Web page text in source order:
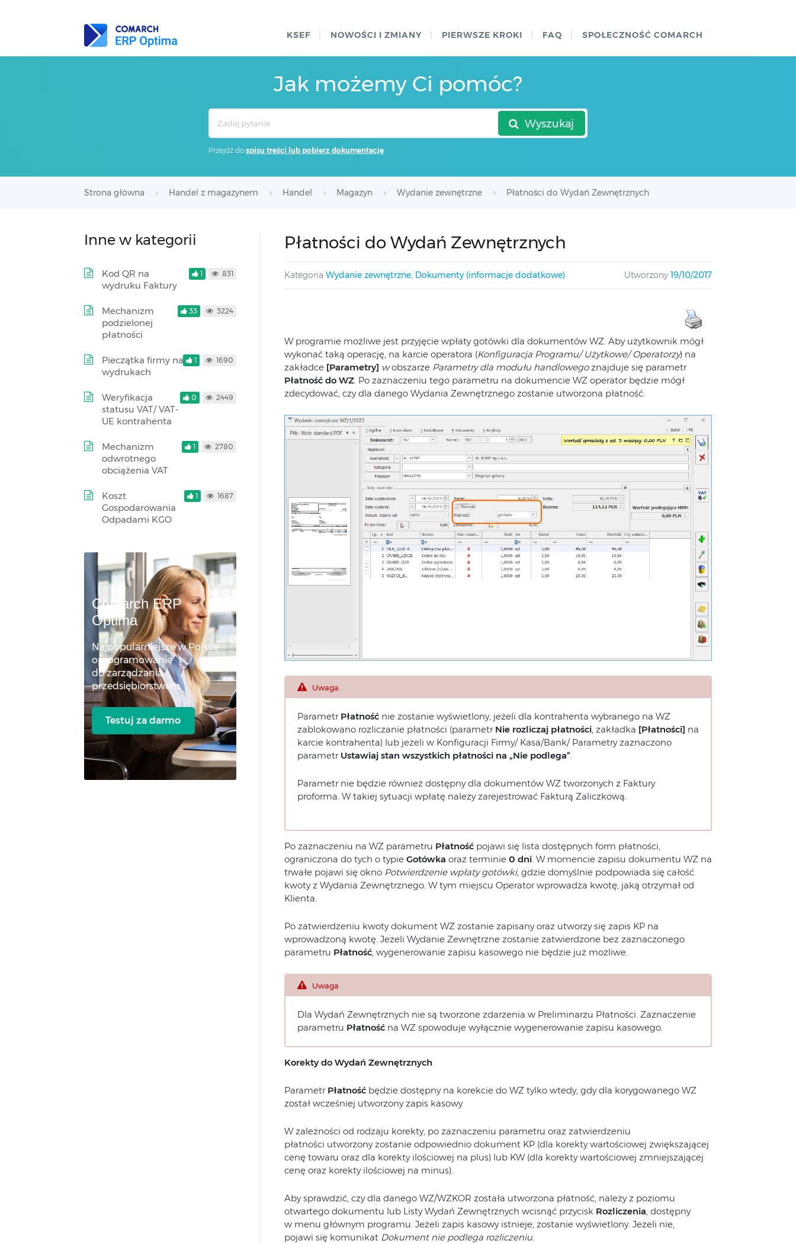
KSEF NOWOŚCI I ZMIANY PIERWSZE KROKI FAQ SPOŁECZNOŚĆ COMARCH
Jak możemy Ci pomóc?
Wyszukaj
Przejdź do spisu treści lub pobierz dokumentację
Strona główna Handel z magazynem Handel Magazyn Wydanie zewnętrzne Płatności do Wydań Zewnętrznych
Płatności do Wydań Zewnętrznych
Kategoria Wydanie zewnętrzne, Dokumenty (informacje dodatkowe) Utworzony 19/10/2017
W programie możliwe jest przyjęcie wpłaty gotówki dla dokumentów WZ. Aby użytkownik mógł
wykonać taką operację, na karcie operatora (Konfiguracja Programu/ Użytkowe/ Operatorzy) na
zakładce [Parametry] wobszarze Parametry dla modułu handlowegoznajduje się parametr
Płatność do WZ. Po zaznaczeniu tego parametru na dokumencie WZ operator będzie mógł
zdecydować, czy dla danego Wydania Zewnętrznego zostanie utworzona płatność:
Uwaga
Parametr Płatnośćnie zostanie wyświetlony, jeżeli dla kontrahenta wybranego na WZ
zablokowano rozliczanie płatności (parametr Nie rozliczaj płatności, zakładka [Płatności] na
karcie kontrahenta) lub jeżeli w Konfiguracji Firmy/ Kasa/Bank/ Parametry zaznaczono
parametr Ustawiaj stan wszystkich płatności na „Nie podlega”.
Parametr nie będzie również dostępny dla dokumentów WZ tworzonych z Faktury
proforma. W takiej sytuacji wpłatę należy zarejestrować Fakturą Zaliczkową.
Po zaznaczeniu na WZ parametru Płatnośćpojawi się lista dostępnych form płatności,
ograniczona do tych o typie Gotówka oraz terminie 0 dni. W momencie zapisu dokumentu WZ na
trwałe pojawi się okno Potwierdzenie wpłaty gotówki, gdzie domyślnie podpowiada się całość
kwoty z Wydania Zewnętrznego. W tym miejscu Operator wprowadza kwotę, jaką otrzymał od
Klienta.
Po zatwierdzeniu kwoty dokument WZ zostanie zapisany oraz utworzy się zapis KP na
wprowadzoną kwotę. Jeżeli Wydanie Zewnętrzne zostanie zatwierdzone bez zaznaczonego
parametru Płatność, wygenerowanie zapisu kasowego nie będzie już możliwe.
Uwaga
Dla Wydań Zewnętrznych nie są tworzone zdarzenia w Preliminarzu Płatności. Zaznaczenie
parametru Płatnośćna WZ spowoduje wyłącznie wygenerowanie zapisu kasowego.
Korekty do Wydań Zewnętrznych
Parametr Płatnośćbędzie dostępny na korekcie do WZ tylko wtedy, gdy dla korygowanego WZ
został wcześniej utworzony zapis kasowy
W zależności od rodzaju korekty, po zaznaczeniu parametru oraz zatwierdzeniu
płatności utworzony zostanie odpowiednio dokument KP (dla korekty wartościowej zwiększającej
cenę towaru oraz dla korekty ilościowej na plus) lub KW (dla korekty wartościowej zmniejszającej
cenę oraz korekty ilościowej na minus).
Aby sprawdzić, czy dla danego WZ/WZKOR została utworzona płatność, należy z poziomu
otwartego dokumentu lub Listy Wydań Zewnętrznych wcisnąć przycisk Rozliczenia, dostępny
w menu głównym programu. Jeżeli zapis kasowy istnieje, zostanie wyświetlony. Jeżeli nie,
pojawi się komunikat Dokument nie podlega rozliczeniu.
Inne w kategorii
Kod QR na
wydruku Faktury
1 831
Mechanizm
podzielonej
płatności
33 3224
Pieczątka firmy na
wydrukach
1 1690
Weryfikacja
statusu VAT/ VAT-
UE kontrahenta
0 2449
Mechanizm
odwrotnego
obciążenia VAT
1 2780
Koszt
Gospodarowania
Odpadami KGO
1 1687
Comarch ERP
Optima
Najpopularniejsze w Polsce
oprogramowanie
do zarządzania
przedsiębiorstwem
Testuj za darmo